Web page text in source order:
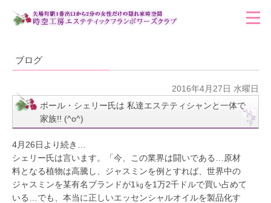
ブログ
2016年4月27日 水曜日
ポール・シェリー氏は 私達エステティシャンと一体で
家族!! (^o^)
4月26日より続き…
シェリー氏は言います。「今、この業界は闘いである…原材
料となる植物は高騰し、ジャスミンを例とすれば、世界中の
ジャスミンを某有名ブランドが1㎏を1万2千ドルで買い占めて
いる…でも、本当に正しいエッセンシャルオイルを製品化す